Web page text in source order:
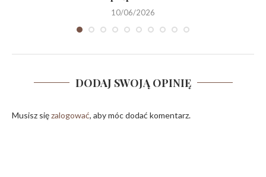
10/06/2026
DODAJ SWOJĄ OPINIĘ
Musisz sięzalogować, aby móc dodać komentarz.